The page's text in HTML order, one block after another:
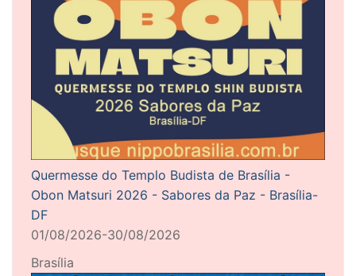
Quermesse do Templo Budista de Brasília -
Obon Matsuri 2026 - Sabores da Paz - Brasília-
DF
01/08/2026-30/08/2026
Brasília